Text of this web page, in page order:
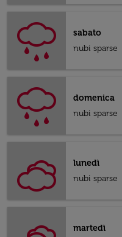
sabato
nubi sparse
domenica
nubi sparse
lunedì
nubi sparse
martedì